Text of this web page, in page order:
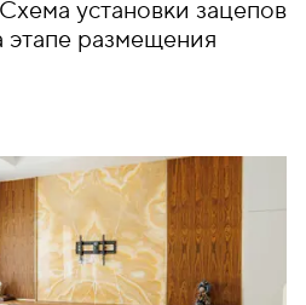
установки зацепов
этапе размещения